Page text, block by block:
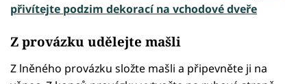
přivítejte podzim dekorací na vchodové dveře
Z provázku udělejte mašli
Z lněného provázku složte mašli a připevněte ji na